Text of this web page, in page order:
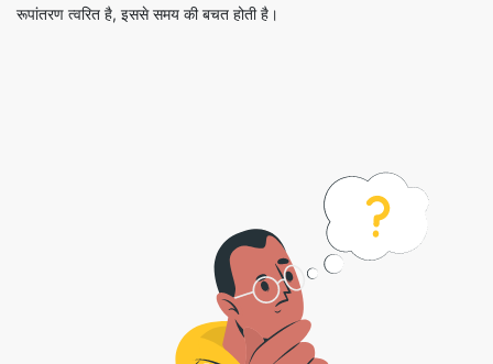
रूपांतरण त्वरित है, इससे समय की बचत होती है।